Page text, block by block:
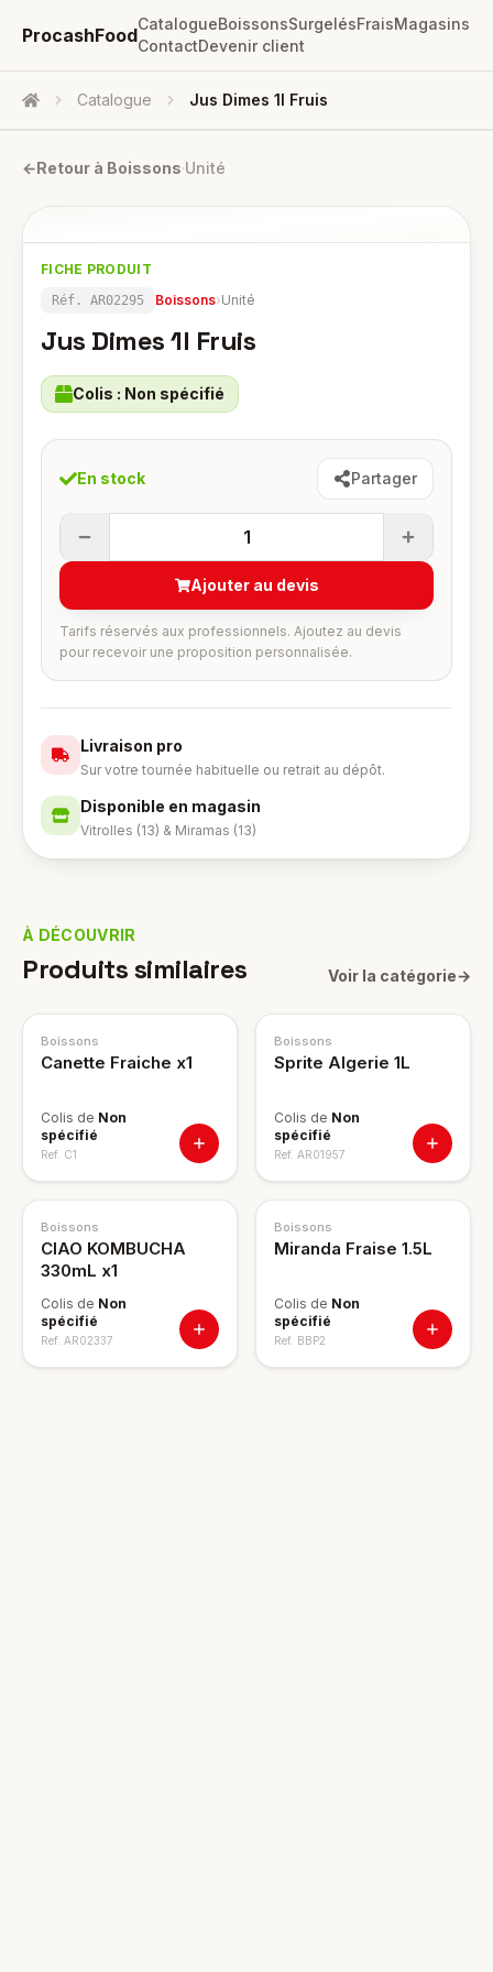
ProcashFood
CatalogueBoissonsSurgelésFraisMagasins
ContactDevenir client
Accueil Catalogue Jus Dimes 1l Fruis
←Retour à Boissons·Unité
FICHE PRODUIT
Réf. AR02295 Boissons›Unité
Jus Dimes 1l Fruis
Colis : Non spécifié
En stock Partager
1
Ajouter au devis
Tarifs réservés aux professionnels. Ajoutez au devis
pour recevoir une proposition personnalisée.
Livraison pro
Sur votre tournée habituelle ou retrait au dépôt.
Disponible en magasin
Vitrolles (13) & Miramas (13)
À DÉCOUVRIR
Produits similaires Voir la catégorie→
Boissons
Canette Fraiche x1
Colis de Non
spécifié
Ref. C1
Boissons
Sprite Algerie 1L
Colis de Non
spécifié
Ref. AR01957
Boissons
CIAO KOMBUCHA
330mL x1
Colis de Non
spécifié
Ref. AR02337
Boissons
Miranda Fraise 1.5L
Colis de Non
spécifié
Ref. BBP2